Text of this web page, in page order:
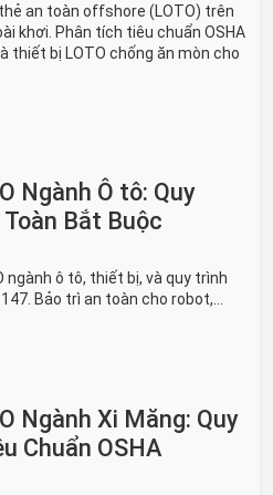
an toàn offshore (LOTO) trên
khơi. Phân tích tiêu chuẩn OSHA
thiết bị LOTO chống ăn mòn cho
Ngành Ô tô: Quy
Bắt Buộc
ngành ô tô, thiết bị, và quy trình
Bảo trì an toàn cho robot,
lắp ráp xe hơi.
Ngành Xi Măng: Quy
Chuẩn OSHA